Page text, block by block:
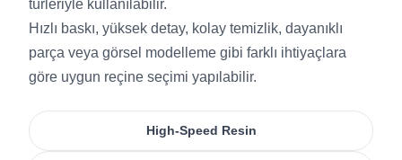
türleriyle kullanılabilir.
Hızlı baskı, yüksek detay, kolay temizlik, dayanıklı
parça veya görsel modelleme gibi farklı ihtiyaçlara
göre uygun reçine seçimi yapılabilir.
High-Speed Resin